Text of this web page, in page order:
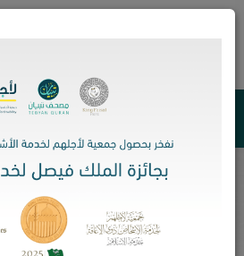
جمعية لأجلهم لخدمة الأشخاص ذوي الإعاقة
شهادة المواءمة